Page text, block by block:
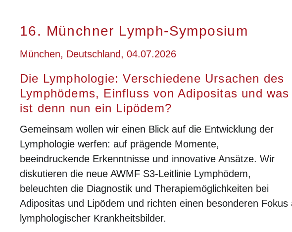
16. Münchner Lymph-Symposium
München, Deutschland, 04.07.2026
Die Lymphologie: Verschiedene Ursachen des
Lymphödems, Einfluss von Adipositas und was
ist denn nun ein Lipödem?
Gemeinsam wollen wir einen Blick auf die Entwicklung der
Lymphologie werfen: auf prägende Momente,
beeindruckende Erkenntnisse und innovative Ansätze. Wir
diskutieren die neue AWMF S3-Leitlinie Lymphödem,
beleuchten die Diagnostik und Therapiemöglichkeiten bei
Adipositas und Lipödem und richten einen besonderen
lymphologischer Krankheitsbilder.